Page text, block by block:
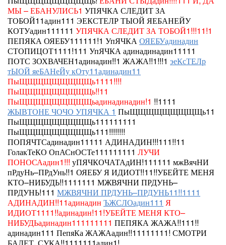
МЫ – ЕБАНУЛИСЬ1 УПЯЧКА СЛЕДИТ ЗА
ТОБОЙ11адин111 ЭЕКСТЕЛР ТЫОЙ ЯЕБАНЕЙУ
КОТУадин111111 УПЯЧКА СЛЕДИТ ЗА ТОБОЙ1!!!11!1
ПЕПЯКАОЯЕБУ111111!1 УпЯЧКАОЯЕБУадинадин
СТОПИЦОТ1111!111 УпЯЧКАадинадинадин11111
ПОТС ЗОХВАЧЕН1адинадин!!1 ЖАЖА!!1!!!1 эеКсТЕЛр
тЫОЙ яеБАНеЙу кОту11адинадин11
ПыЩЩЩЩЩЩЩЩЩь1111!!!!
ПыЩЩЩЩЩЩЩЩЩь!!11
ПыЩЩЩЩЩЩЩЩЩьадинадинадин!1 !!1111
ЖЫВТОНЕ ЧОЧО УПЯЧКА 1 ПыЩЩЩЩЩЩЩЩЩь11
ПыЩЩЩЩЩЩЩЩЩь111111111
ПыЩЩЩЩЩЩЩЩЩь111!!!!!!!!
ПОПЯЧТСадинадин11111 АДИНАДИН!!!111!!11
ГолакТеКО ОпАСнОСТе111111111 ЛУЧИ
ПОНОСАадин1!!! уПЯЧКОЧАТАдИН!111111 мжВячНИ
пРдуНь–ПРдУнь!!1 ОЯЕБУЯ ИДИОТ!!11!!УБЕЙТЕ МЕНЯ
КТО–НИБУДЬ!!1111111 МЖВЯЧНИ ПРДУНЬ–
ПРДУНЬ!111 МЖВЯЧНИ ПРДУНЬ–ПРДУНЬ11!!1111
АДИНАДИН!!11адинадин ЪЖСЛОадин111 Я
ИДИОТ1111!!адинадин!11!УБЕЙТЕ МЕНЯ КТО–
НИБУДЬадинадин111111111 ПЕПЯКА ЖАЖА!!111!!
адинадин111 ПепяКаЖАЖАадин!!11111111! СМОТРИ